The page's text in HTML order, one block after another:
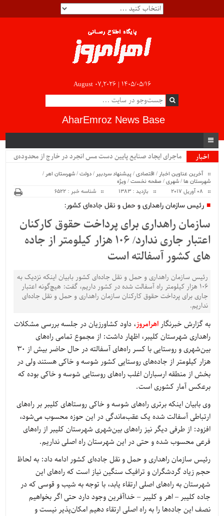
August 07,2026 | ۱۴۰۵/۰۵/۱۶
AharEmroz News Base
اخبار
سی.
آخرین عناوین اخبار / اقتصادی/پیشنهاد سردبیر /دولت/شهرستان اهر /
شهرستان ها/شهری/صفحه نخست/ ویژه
بازدید : 1383 شناسه خبر : 6522
رئیس سازمان راهداری و حمل و نقل جاده‌ای کشور:
سازمان راهداری برای پرداخت حقوق کارکنان
اعتبار جاری ندارد/ 106 هزار کیلومتر از جاده
های کشور آسفالته است
رئیس سازمان راهداری و حمل و نقل جاده‌ای کشور بابیان اینکه نزدیک به
106 هزار کیلومتر راه آسفالت شده در کشور داریم، گفت: هیچ‌گونه اعتبار
جاری برای پرداخت حقوق کارکنان سازمان راهداری و حمل و نقل جاده‌ای
نداریم.
به گزارش خبرنگاراهرامروز، داود کشاورزیان در جلسه بررسی مشکلات
راهداری شهرستان کلیبر، اظهار داشت: از مجموع تمامی راه‌های
بین‌شهری و روستایی با کسر راه‌های آسفالته در حال حاضر بیش از 30
هزار کیلومتر از جاده‌های روستایی کشور شوسه و خاکی هستند ولی در
بخش از منطقه ارسباران اغلب راه‌های روستایی شوسه و خاکی بوده که
برعکس آمار کشوری است.
وی بابیان اینکه برتری راه‌های شوسه و خاکی روستاهای کلیبر بر راه‌های
ارتباطی آسفالت شده یک عقب‌ماندگی در این حوزه محسوب می‌شود،
افزود: از طرفی دیگر نیز راه‌های بین‌شهری شهرستان کلیبر از راه‌های
فرعی محسوب شده و حتی در این شهرستان راه اصلی نداریم.
رئیس سازمان راهداری و حمل و نقل جاده‌ای کشور ادامه داد: به لحاظ
حجم زیاد گردشگران و ترافیک سنگین نیاز است که راه‌های این
شهرستان به راه‌های اصلی ارتقاء یابد، با توجه به شیب و قوسی که در
جاده کلیبر – اهر و کلیبر – خداآفرین وجود دارد حتی اگر بخواهیم
نصف این جاده‌ها را به راه اصلی ارتقاء دهیم امکان‌پذیر نیست و